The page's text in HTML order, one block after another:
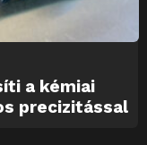
a kémiai
precizitással